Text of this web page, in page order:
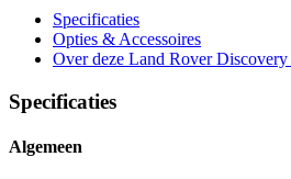
Specificaties
Opties & Accessoires
Over deze Land Rover Discovery
Specificaties
Algemeen